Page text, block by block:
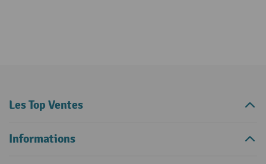
Les Top Ventes
Informations